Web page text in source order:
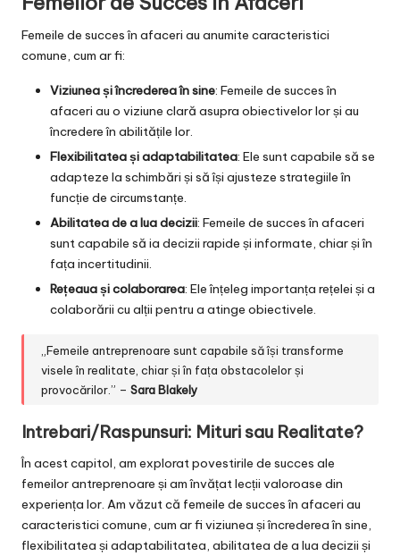
Femeile de succes în afaceri au anumite caracteristici
comune, cum ar fi:
Viziunea și încrederea în sine: Femeile de succes în
afaceri au o viziune clară asupra obiectivelor lor și au
încredere în abilitățile lor.
Flexibilitatea și adaptabilitatea: Ele sunt capabile să se
adapteze la schimbări și să își ajusteze strategiile în
funcție de circumstanțe.
Abilitatea de a lua decizii: Femeile de succes în afaceri
sunt capabile să ia decizii rapide și informate, chiar și în
fața incertitudinii.
Rețeaua și colaborarea: Ele înțeleg importanța rețelei și a
colaborării cu alții pentru a atinge obiectivele.
„Femeile antreprenoare sunt capabile să își transforme
visele în realitate, chiar și în fața obstacolelor și
provocărilor.” –Sara Blakely
Intrebari/Raspunsuri: Mituri sau Realitate?
În acest capitol, am explorat povestirile de succes ale
femeilor antreprenoare și am învățat lecții valoroase din
experiența lor. Am văzut că femeile de succes în afaceri au
caracteristici comune, cum ar fi viziunea și încrederea în sine,
flexibilitatea și adaptabilitatea, abilitatea de a lua decizii și